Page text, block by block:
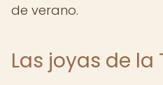
de verano.
Las joyas de la